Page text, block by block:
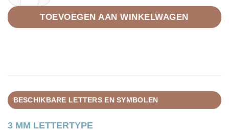
TOEVOEGEN AAN WINKELWAGEN
BESCHIKBARE LETTERS EN SYMBOLEN
3 MM LETTERTYPE